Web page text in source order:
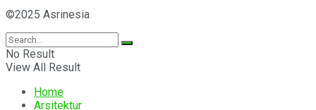
©2025 Asrinesia
No Result
View All Result
Home
Arsitektur